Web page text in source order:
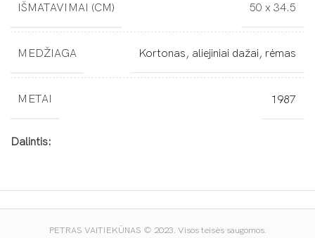
IŠMATAVIMAI (CM) 50 x 34.5
MEDŽIAGA Kortonas, aliejiniai dažai, rėmas
METAI 1987
Dalintis:
PETRAS VAITIEKŪNAS © 2023. Visos teisės saugomos.